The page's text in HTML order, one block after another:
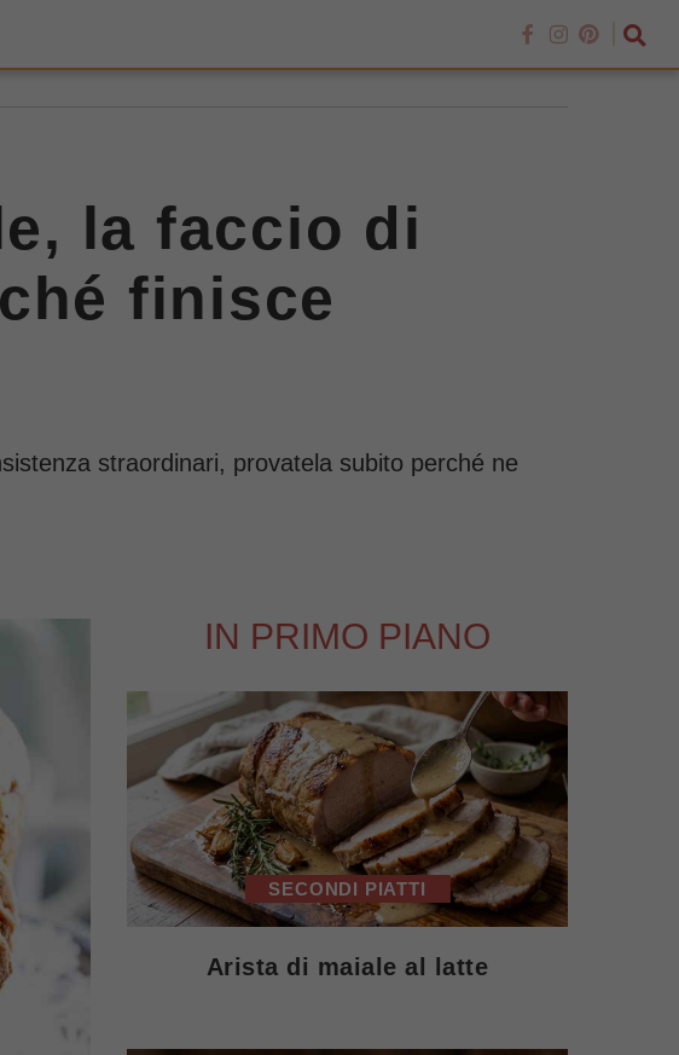
la faccio di
finisce
straordinari, provatela subito perché ne
IN PRIMO PIANO
SECONDI PIATTI
Arista di maiale al latte